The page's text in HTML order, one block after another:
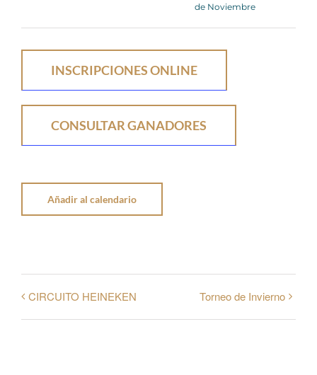
de Noviembre
INSCRIPCIONES ONLINE
CONSULTAR GANADORES
Añadir al calendario
CIRCUITO HEINEKEN Torneo de Invierno